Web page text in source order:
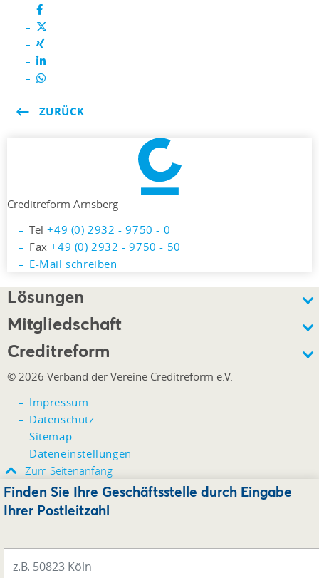
ZURÜCK
Creditreform Arnsberg
Tel+49 (0) 2932 - 9750 - 0
Fax+49 (0) 2932 - 9750 - 50
E-Mail schreiben
Lösungen
Mitgliedschaft
Creditreform
© 2026 Verband der Vereine Creditreform e.V.
Impressum
Datenschutz
Sitemap
Dateneinstellungen
Zum Seitenanfang
Finden Sie Ihre Geschäftsstelle durch Eingabe
Ihrer Postleitzahl